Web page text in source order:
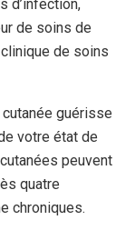
d’infection,
de soins de
de soins
cutanée guérisse
votre état de
peuvent
quatre
chroniques.